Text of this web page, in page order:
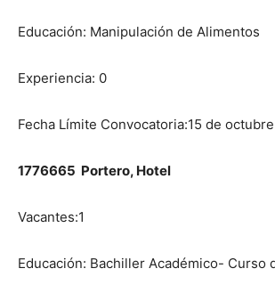
Educación: Manipulación de Alimentos
Experiencia: 0
Fecha Límite Convocatoria:15 de
1776665 Portero, Hotel
Vacantes:1
Educación: Bachiller Académico- Curso